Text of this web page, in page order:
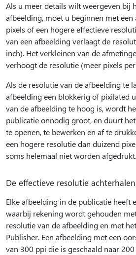
Als u meer details wilt weergeven bij
afbeelding, moet u beginnen met
pixels of een hogere effectieve
van een afbeelding verlaagt de
inch). Het verkleinen van de
verhoogt de resolutie (meer pixels
Als de resolutie van de afbeelding te
afbeelding een blokkerig of pixilated
van de afbeelding te hoog is, wordt
publicatie onnodig groot, en duurt
te openen, te bewerken en af te
een hogere resolutie dan duizend
soms helemaal niet worden afgedrukt.
De effectieve resolutie achterhalen
Elke afbeelding in de publicatie heeft
waarbij rekening wordt gehouden
resolutie van de afbeelding en met
Publisher. Een afbeelding met een
van 300 ppi die is geschaald naar